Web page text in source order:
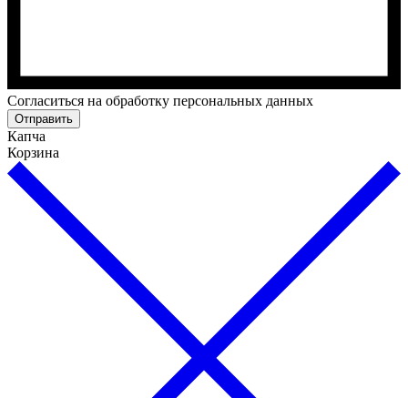
Cогласиться на обработку персональных данных
Отправить
Капча
Корзина